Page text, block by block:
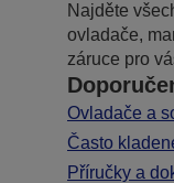
Najděte
ovladače,
záruce pro
Ovladače a
Často
Příručky a